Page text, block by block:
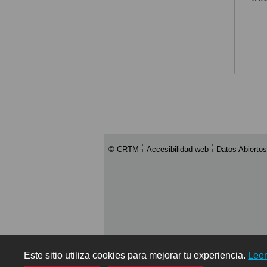
Este sitio utiliza cookies para mejorar tu experiencia.
© CRTM Accesibilidad web Datos Abiertos